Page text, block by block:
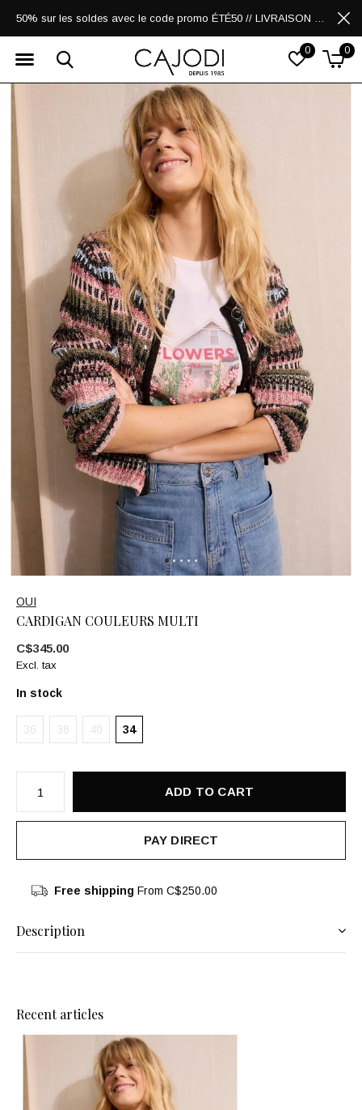
0 0
50% sur les soldes avec le code promo ÉTÉ50 // LIVRAISON GRATUITE POUR LES ACHATS DE 250$ ET PLUS
OUI
CARDIGAN COULEURS MULTI
C$345.00
Excl. tax
In stock
36 38 40 34
ADD TO CART
PAY DIRECT
Free shipping From C$250.00
Description
Recent articles